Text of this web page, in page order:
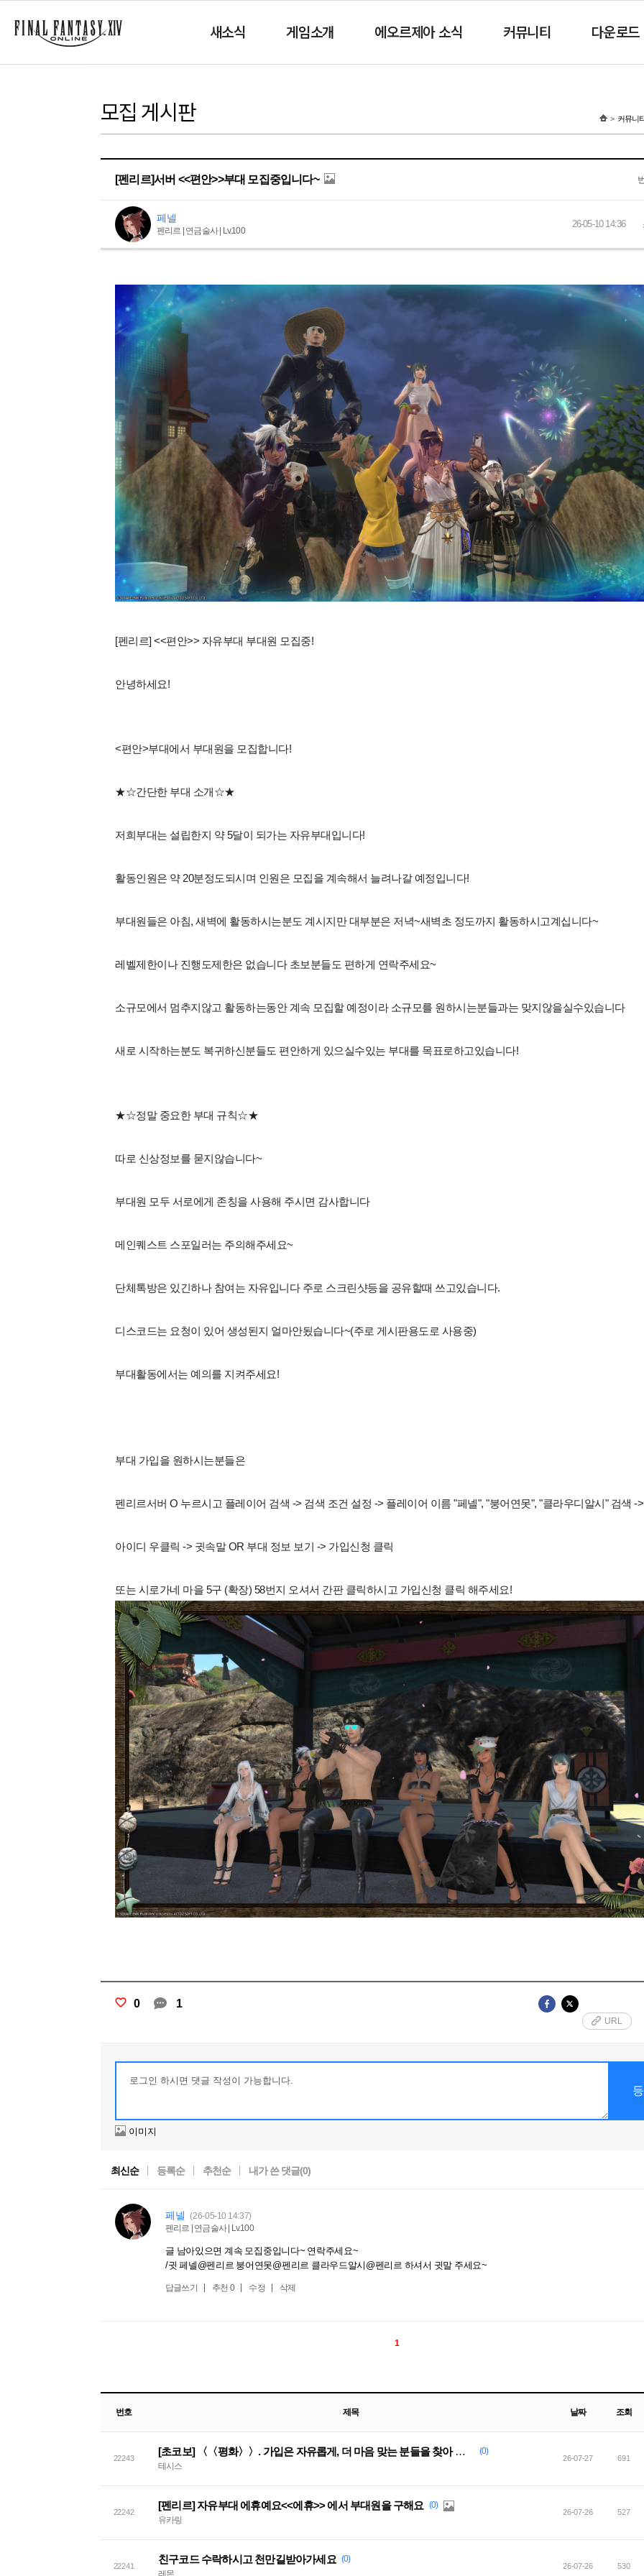
새소식 게임소개 에오르제아 소식 커뮤니티 다운로드
모집 게시판 커뮤니
[펜리르]서버 <<편안>>부대 모집중입니다~
페넬
펜리르 | 연금술사 | Lv.100
26-05-10 14:36
[펜리르] <<편안>> 자유부대 부대원 모집중!
안녕하세요!
<편안>부대에서 부대원을 모집합니다!
★☆간단한 부대 소개☆★
저희부대는 설립한지 약 5달이 되가는 자유부대입니다!
활동인원은 약 20분정도되시며 인원은 모집을 계속해서 늘려나갈 예정입니다!
부대원들은 아침, 새벽에 활동하시는분도 계시지만 대부분은 저녁~새벽초 정도까지 활동하시고계십니다~
레벨제한이나 진행도제한은 없습니다 초보분들도 편하게 연락주세요~
소규모에서 멈추지않고 활동하는동안 계속 모집할 예정이라 소규모를 원하시는분들과는 맞지않을실수있습니다
새로 시작하는분도 복귀하신분들도 편안하게 있으실수있는 부대를 목표로하고있습니다!
★☆정말 중요한 부대 규칙☆★
따로 신상정보를 묻지않습니다~
부대원 모두 서로에게 존칭을 사용해 주시면 감사합니다
메인퀘스트 스포일러는 주의해주세요~
단체톡방은 있긴하나 참여는 자유입니다 주로 스크린샷등을 공유할때 쓰고있습니다.
디스코드는 요청이 있어 생성된지 얼마안됬습니다~(주로 게시판용도로 사용중)
부대활동에서는 예의를 지켜주세요!
부대 가입을 원하시는분들은
펜리르서버 O 누르시고 플레이어 검색 -> 검색 조건 설정 -> 플레이어 이름 "페넬", "붕어연못", "클라우디알시" 검색 -
아이디 우클릭 -> 귓속말 OR 부대 정보 보기 -> 가입신청 클릭
또는 시로가네 마을 5구 (확장) 58번지 오셔서 간판 클릭하시고 가입신청 클릭 해주세요!
0 1
URL
이미지
최신순 등록순 추천순 내가 쓴 댓글(0)
페넬 (26-05-10 14:37)
펜리르 | 연금술사 | Lv.100
글 남아있으면 계속 모집중입니다~ 연락주세요~
/귓 페넬@펜리르 붕어연못@펜리르 클라우드알시@펜리르 하셔서 귓말 주세요~
답글쓰기 추천 0 수정 삭제
1
번호 제목 날짜 조회
22243
[초코보] 〈〈평화〉〉. 가입은 자유롭게, 더 마음 맞는 분들을 찾아 떠나는 것도 자유롭게.
(0)
테시스
26-07-27 691
22242
[펜리르] 자유부대 에휴예요<<에휴>> 에서 부대원을 구해요 (0)
유카링
26-07-26 527
22241
친구코드 수락하시고 천만길받아가세요 (0)
레몬
26-07-26 530